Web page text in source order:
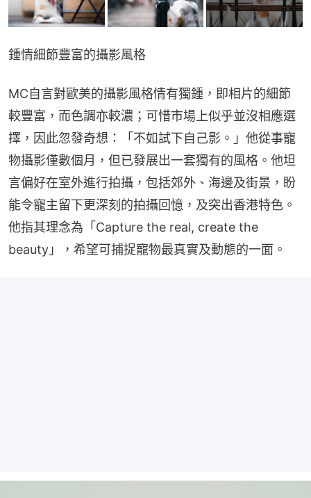
鍾情細節豐富的攝影風格
MC自言對歐美的攝影風格情有獨鍾，即相片的細節
較豐富，而色調亦較濃；可惜市場上似乎並沒相應選
擇，因此忽發奇想：「不如試下自己影。」他從事寵
物攝影僅數個月，但已發展出一套獨有的風格。他坦
言偏好在室外進行拍攝，包括郊外、海邊及街景，盼
能令寵主留下更深刻的拍攝回憶，及突出香港特色。
他指其理念為「Capture the real, create the
beauty」，希望可捕捉寵物最真實及動態的一面。